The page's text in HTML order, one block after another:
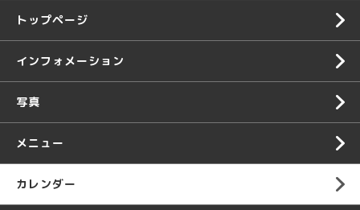
トップページ
インフォメーション
写真
メニュー
カレンダー